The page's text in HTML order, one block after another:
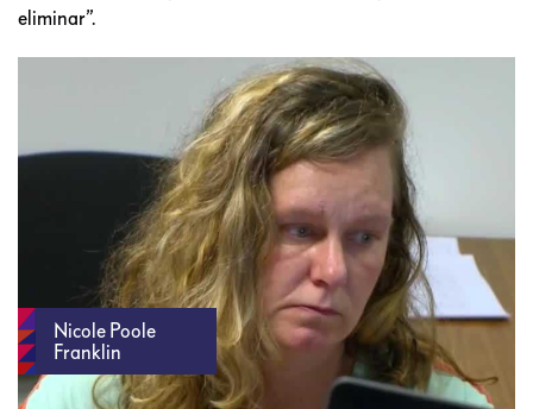
eliminar”.
Nicole Poole
Franklin